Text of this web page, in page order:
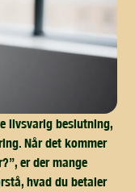
livsvarig beslutning,
Når det kommer
er der mange
hvad du betaler